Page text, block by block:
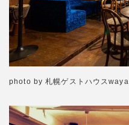
photo by 札幌ゲストハウスwaya